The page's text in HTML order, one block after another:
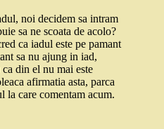
noi decidem sa intram
sa ne scoata de acolo?
ca iadul este pe pamant
sa nu ajung in iad,
din el nu mai este
afirmatia asta, parca
la care comentam acum.